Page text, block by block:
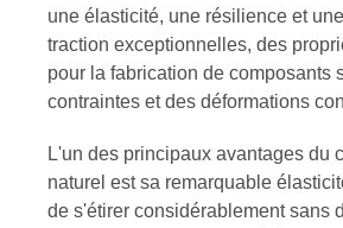
une élasticité, une résilience et
traction exceptionnelles, des
pour la fabrication de composants
contraintes et des déformations
L'un des principaux avantages du
naturel est sa remarquable
de s'étirer considérablement sans